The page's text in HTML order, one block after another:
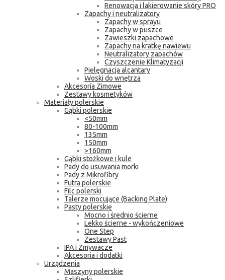
Renowacja i lakierowanie skóry PRO
Zapachy i neutralizatory
Zapachy w sprayu
Zapachy w puszce
Zawieszki zapachowe
Zapachy na kratkę nawiewu
Neutralizatory zapachów
Czyszczenie Klimatyzacji
Pielęgnacja alcantary
Woski do wnętrza
Akcesoria Zimowe
Zestawy kosmetyków
Materiały polerskie
Gąbki polerskie
<50mm
80-100mm
135mm
150mm
>160mm
Gąbki stożkowe i kule
Pady do usuwania morki
Pady z Mikrofibry
Futra polerskie
Filc polerski
Talerze mocujące (Backing Plate)
Pasty polerskie
Mocno i średnio ścierne
Lekko ścierne - wykończeniowe
One Step
Zestawy Past
IPA i Zmywacze
Akcesoria i dodatki
Urządzenia
Maszyny polerskie